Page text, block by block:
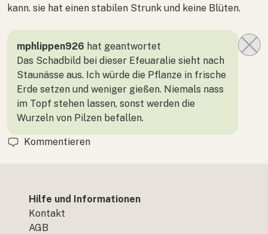
kann. sie hat einen stabilen Strunk und keine Blüten.
mphlippen926 hat geantwortet
Das Schadbild bei dieser Efeuaralie sieht nach
Staunässe aus. Ich würde die Pflanze in frische
Erde setzen und weniger gießen. Niemals nass
im Topf stehen lassen, sonst werden die
Wurzeln von Pilzen befallen.
Kommentieren
Hilfe und Informationen
Kontakt
AGB